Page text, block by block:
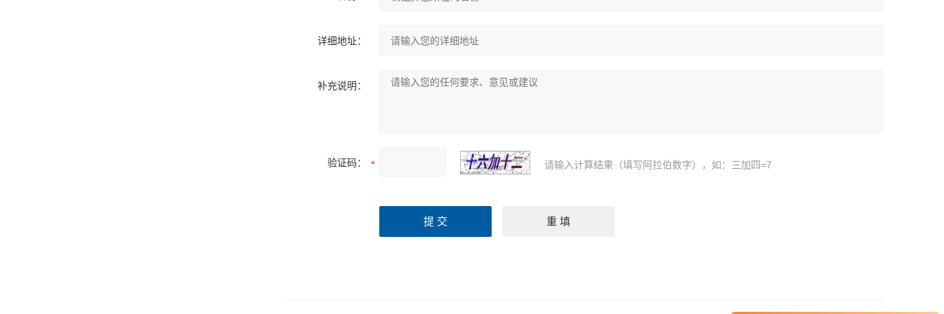
详细地址：
补充说明：
验证码： 请输入计算结果（填写阿拉伯数字），如：三加四=7